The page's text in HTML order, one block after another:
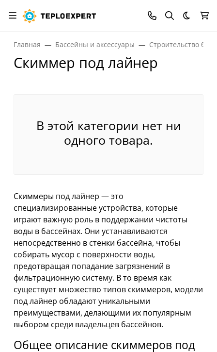
Темная
Главная Бассейны и аксессуары Строительство
Скиммер под лайнер
В этой категории нет ни
одного товара.
Скиммеры под лайнер — это
специализированные устройства, которые
играют важную роль в поддержании чистоты
воды в бассейнах. Они устанавливаются
непосредственно в стенки бассейна, чтобы
собирать мусор с поверхности воды,
предотвращая попадание загрязнений в
фильтрационную систему. В то время как
существует множество типов скиммеров, модели
под лайнер обладают уникальными
преимуществами, делающими их популярным
выбором среди владельцев бассейнов.
Общее описание скиммеров под